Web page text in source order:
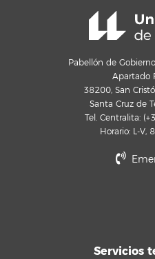
Pabellón de
Apartado
38200, San
Santa Cruz de
Tel. Centralita:
Horario: L-V,
Servicios